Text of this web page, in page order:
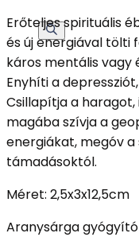
Erőteljes spirituális
és új energiával tölti
káros mentális vagy
Enyhíti a
Csillapítja a
magába szívja a
energiákat, megóv
támadásoktól.
Méret: 2,5x3x12,5cm
Aranysárga